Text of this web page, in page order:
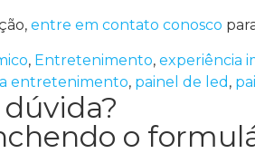
entre em contato conosco
, Entretenimento, experiência
entretenimento, painel de led ,
o